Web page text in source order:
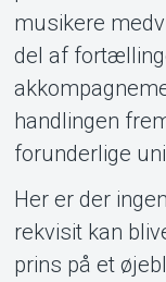
musikere
del af
handlingen
forunderlige
Her er der
rekvisit kan
prins på et